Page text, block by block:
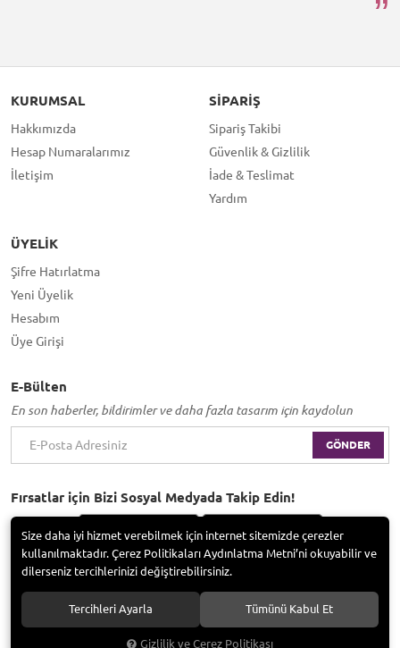
KURUMSAL
Hakkımızda
Hesap Numaralarımız
İletişim
SIPARIŞ
Sipariş Takibi
Güvenlik & Gizlilik
İade & Teslimat
Yardım
ÜYELIK
Şifre Hatırlatma
Yeni Üyelik
Hesabım
Üye Girişi
E-Bülten
En son haberler, bildirimler ve daha fazla tasarım için kaydolun
GÖNDER
Fırsatlar için Bizi Sosyal Medyada Takip Edin!
Bayramoğlu Group / Adem Tufan Kocabaş. Tüm hakları saklıdır.
Size daha iyi hizmet verebilmek için internet sitemizde çerezler
kullanılmaktadır. Çerez Politikaları Aydınlatma Metni’ni okuyabilir ve
dilerseniz tercihlerinizi değiştirebilirsiniz.
Tercihleri Ayarla Tümünü Kabul Et
Gizlilik ve Çerez Politikası